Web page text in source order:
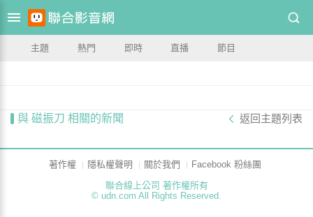
主題 熱門 即時 直播 節目
與 磁振刀 相關的新聞 返回主題列表
著作權 隱私權聲明 關於我們
Facebook 粉絲團
聯合線上公司 著作權所有
© udn.com All Rights Reserved.